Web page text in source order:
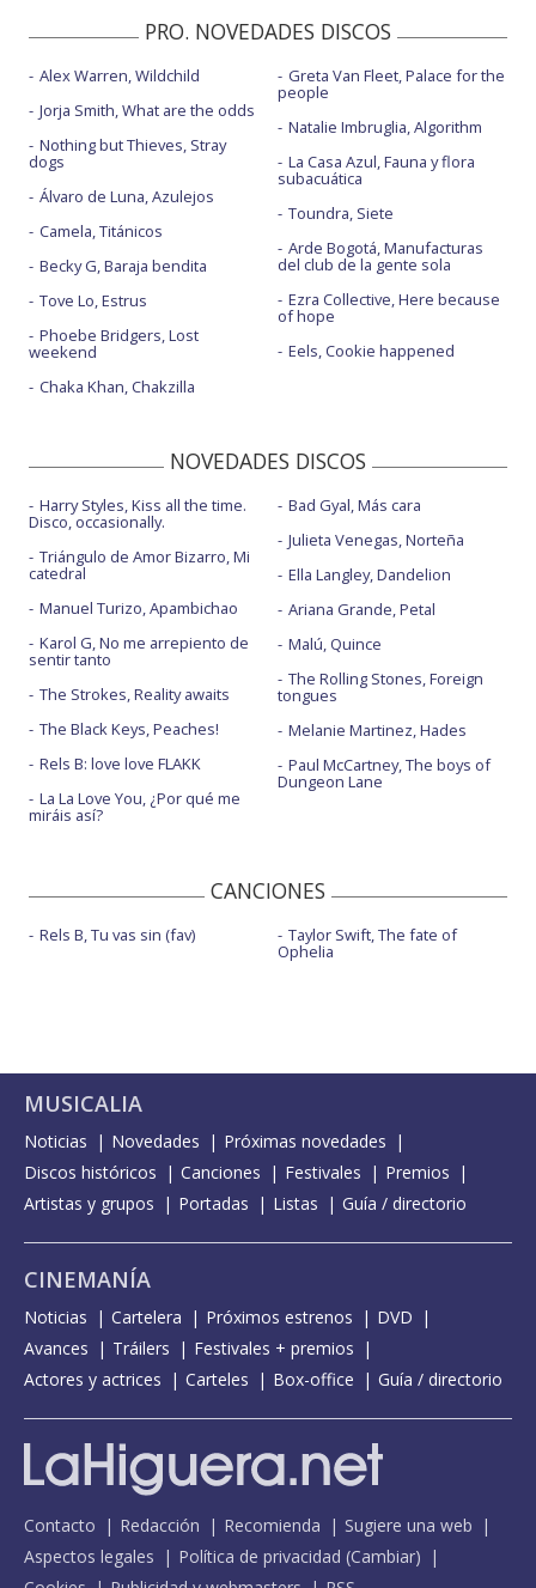
PRO. NOVEDADES DISCOS
Alex Warren, Wildchild
Jorja Smith, What are the odds
Nothing but Thieves, Stray
dogs
Álvaro de Luna, Azulejos
Camela, Titánicos
Becky G, Baraja bendita
Tove Lo, Estrus
Phoebe Bridgers, Lost
weekend
Chaka Khan, Chakzilla
Greta Van Fleet, Palace for the
people
Natalie Imbruglia, Algorithm
La Casa Azul, Fauna y flora
subacuática
Toundra, Siete
Arde Bogotá, Manufacturas
del club de la gente sola
Ezra Collective, Here because
of hope
Eels, Cookie happened
NOVEDADES DISCOS
Harry Styles, Kiss all the time.
Disco, occasionally.
Triángulo de Amor Bizarro, Mi
catedral
Manuel Turizo, Apambichao
Karol G, No me arrepiento de
sentir tanto
The Strokes, Reality awaits
The Black Keys, Peaches!
Rels B: love love FLAKK
La La Love You, ¿Por qué me
miráis así?
Bad Gyal, Más cara
Julieta Venegas, Norteña
Ella Langley, Dandelion
Ariana Grande, Petal
Malú, Quince
The Rolling Stones, Foreign
tongues
Melanie Martinez, Hades
Paul McCartney, The boys of
Dungeon Lane
CANCIONES
Rels B, Tu vas sin (fav) Taylor Swift, The fate of
Ophelia
MUSICALIA
Noticias Novedades
Próximas novedades
Discos históricos
Canciones Festivales
Premios
Artistas y grupos
Portadas Listas Guía / directorio
CINEMANÍA
Noticias Cartelera Próximos estrenos
DVD
Avances
Tráilers
Festivales + premios
Actores y actrices
Carteles Box-office Guía / directorio
Contacto Redacción Recomienda
Sugiere una web
Aspectos legales
Política de privacidad (Cambiar)